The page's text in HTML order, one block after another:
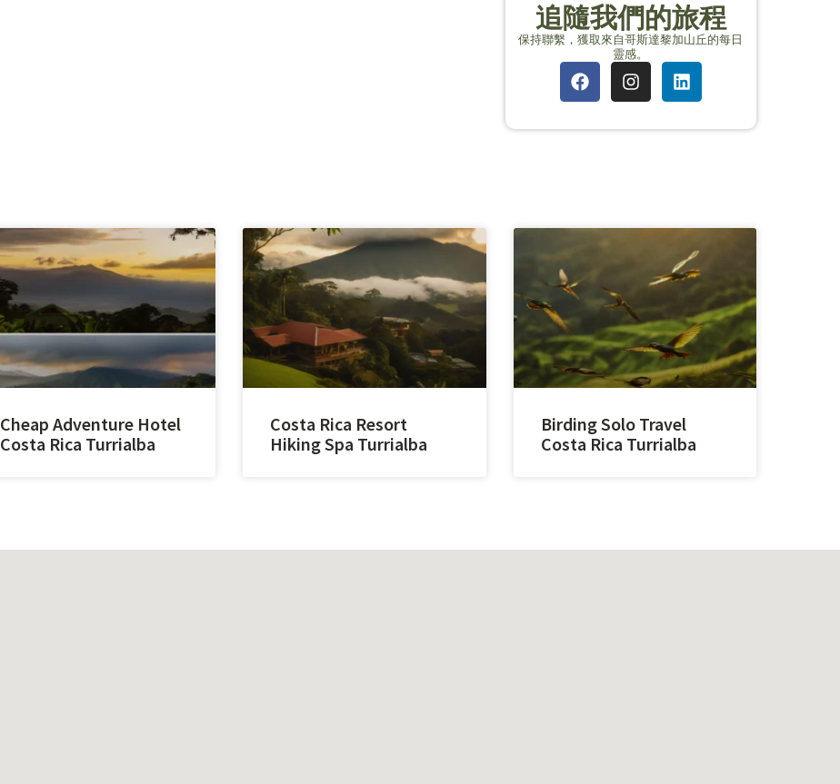
追隨我們的旅程
保持聯繫，獲取來自哥斯達黎加山丘的每日
靈感。
Cheap Adventure Hotel
Costa Rica Turrialba
Costa Rica Resort
Hiking Spa Turrialba
Birding Solo Travel
Costa Rica Turrialba